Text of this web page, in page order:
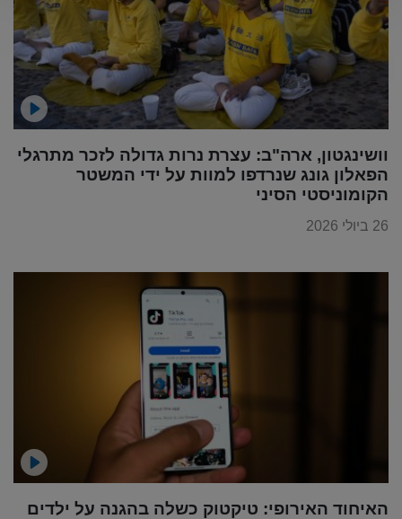
וושינגטון, ארה"ב: עצרת נרות גדולה לזכר מתרגלי
הפאלון גונג שנרדפו למוות על ידי המשטר
הקומוניסטי הסיני
26 ביולי 2026
האיחוד האירופי: טיקטוק כשלה בהגנה על ילדים